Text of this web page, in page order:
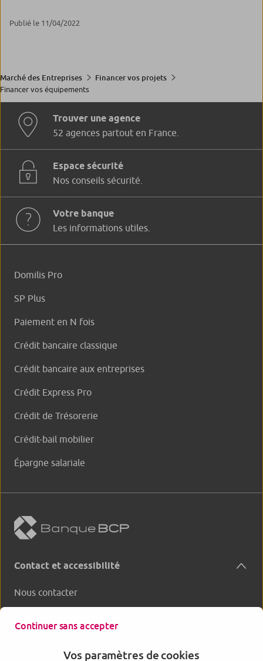
Publié le 11/04/2022
Marché des Entreprises
Financer vos projets
Financer vos équipements
Trouver une agence
52 agences partout en France.
Espace sécurité
Nos conseils sécurité.
Votre banque
Les informations utiles.
Domilis Pro
SP Plus
Paiement en N fois
Crédit bancaire classique
Crédit bancaire aux entreprises
Crédit Express Pro
Crédit de Trésorerie
Crédit-bail mobilier
Épargne salariale
Contact et accessibilité
Nous contacter
Continuer sans accepter
Vos paramètres de cookies